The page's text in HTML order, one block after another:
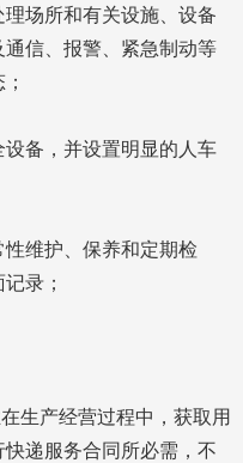
理场所和有关设施、设备
通信、报警、紧急制动等
设备，并设置明显的人车
性维护、保养和定期检
录；
生产经营过程中，获取用
递服务合同所必需，不